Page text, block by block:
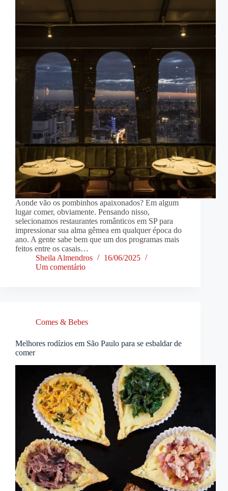
Aonde vão os pombinhos apaixonados? Em algum
lugar comer, obviamente. Pensando nisso,
selecionamos restaurantes românticos em SP para
impressionar sua alma gêmea em qualquer época do
ano. A gente sabe bem que um dos programas mais
feitos entre os casais…
Sheila Almendros
16/06/2025
Um comentário
Comes & Bebes
Melhores rodízios em São Paulo para se esbaldar de
comer